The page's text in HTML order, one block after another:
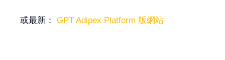
或最新： GPT Adipex Platform 版網站